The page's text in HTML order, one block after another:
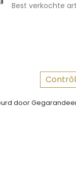
Best verkochte
door